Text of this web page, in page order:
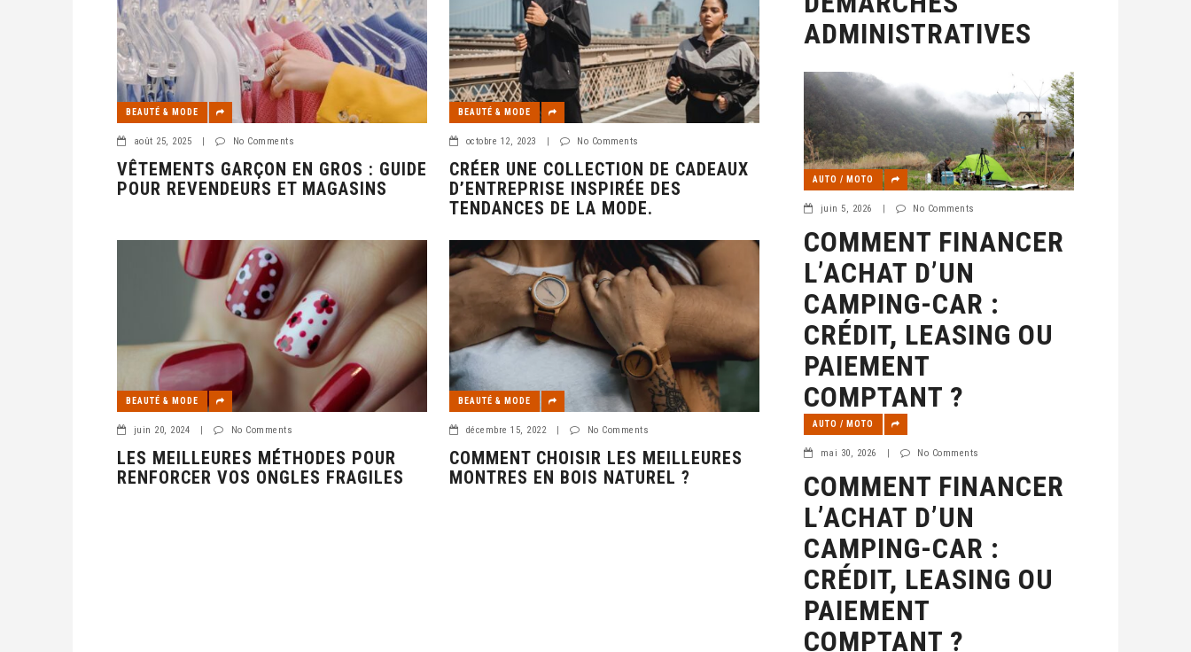
BEAUTÉ & MODE
août 25, 2025 | No Comments
VÊTEMENTS GARÇON EN GROS : GUIDE
POUR REVENDEURS ET MAGASINS
BEAUTÉ & MODE
octobre 12, 2023 | No Comments
CRÉER UNE COLLECTION DE CADEAUX
D’ENTREPRISE INSPIRÉE DES
TENDANCES DE LA MODE.
BEAUTÉ & MODE
juin 20, 2024 No Comments
LES MEILLEURES MÉTHODES POUR
RENFORCER VOS ONGLES FRAGILES
BEAUTÉ & MODE
décembre 15, 2022 No Comments
COMMENT CHOISIR LES MEILLEURES
MONTRES EN BOIS NATUREL ?
ADMINISTRATIVES
AUTO / MOTO
juin 5, 2026 | No Comments
COMMENT FINANCER
L’ACHAT D’UN
CAMPING-CAR :
CRÉDIT, LEASING OU
PAIEMENT
COMPTANT ?
AUTO / MOTO
mai 30, 2026 | No Comments
COMMENT FINANCER
L’ACHAT D’UN
CAMPING-CAR :
CRÉDIT, LEASING OU
PAIEMENT
COMPTANT ?